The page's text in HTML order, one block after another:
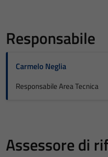
Responsabile
Carmelo Neglia
Responsabile Area Tecnica
Assessore di